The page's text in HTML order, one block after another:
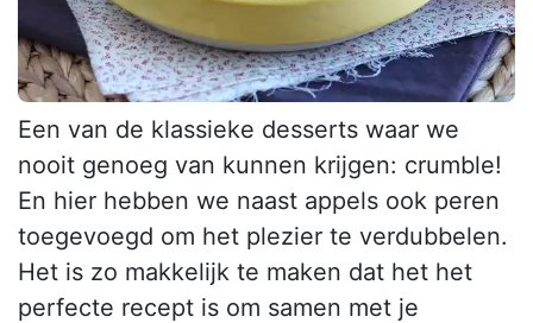
Een van de klassieke desserts waar we
nooit genoeg van kunnen krijgen: crumble!
En hier hebben we naast appels ook peren
toegevoegd om het plezier te verdubbelen.
Het is zo makkelijk te maken dat het het
perfecte recept is om samen met je